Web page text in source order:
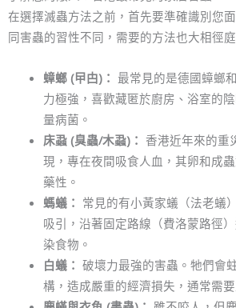
在選擇滅蟲方法之前，首先要準確識別您
同害蟲的習性不同，需要的方法也大相徑庭
蟑螂 (曱甴)： 最常見的是德國蟑螂
力極強，喜歡藏匿於廚房、浴室的
量病菌。
床蝨 (臭蟲/木蝨)： 香港近年來的重
現，專在夜間吸食人血，其卵和成
藥性。
螞蟻： 常見的有小黃家蟻（法老蟻
吸引，沿著固定路線（費洛蒙路徑
染食物。
白蟻： 破壞力最強的害蟲。牠們會
構，造成嚴重的經濟損失，通常需